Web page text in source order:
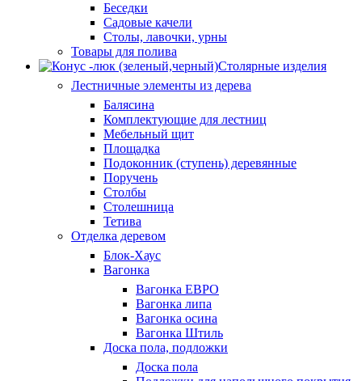
Беседки
Садовые качели
Столы, лавочки, урны
Товары для полива
Столярные изделия
Лестничные элементы из дерева
Балясина
Комплектующие для лестниц
Мебельный щит
Площадка
Подоконник (ступень) деревянные
Поручень
Столбы
Столешница
Тетива
Отделка деревом
Блок-Хаус
Вагонка
Вагонка ЕВРО
Вагонка липа
Вагонка осина
Вагонка Штиль
Доска пола, подложки
Доска пола